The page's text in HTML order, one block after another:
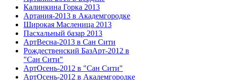
Калинкина Горка 2013
Артания-2013 в Академгородке
Широкая Масленица 2013
Пасхальный базар 2013
АртВесна-2013 в Сан Сити
Рождественский БазАрт-2012 в
"Сан Сити"
АртОсень-2012 в "Сан Сити"
АртОсень-2012 в Академгородке